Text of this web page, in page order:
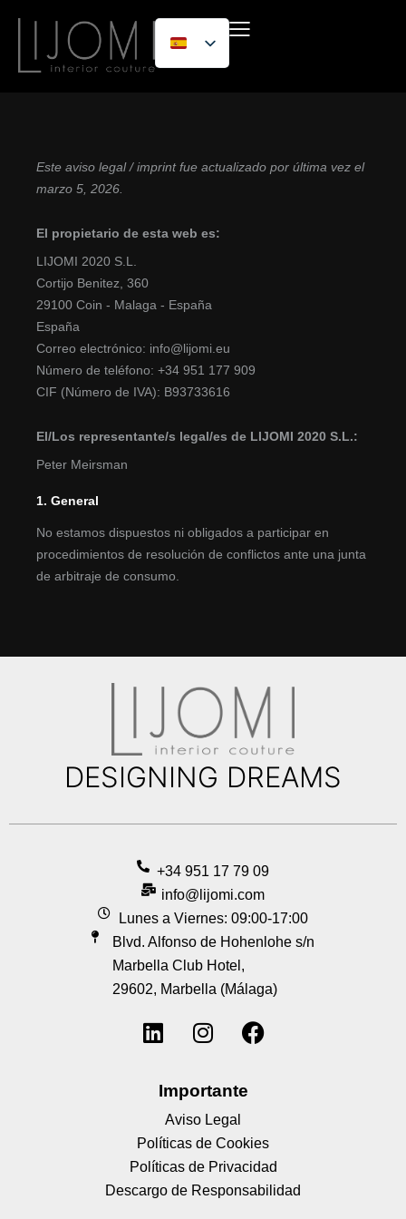
Este aviso legal / imprint fue actualizado por última vez el
marzo 5, 2026.
El propietario de esta web es:
LIJOMI 2020 S.L.
Cortijo Benitez, 360
29100 Coin - Malaga - España
España
Correo electrónico: info@lijomi.eu
Número de teléfono: +34 951 177 909
CIF (Número de IVA): B93733616
El/Los representante/s legal/es de LIJOMI 2020 S.L.:
Peter Meirsman
1. General
No estamos dispuestos ni obligados a participar en
procedimientos de resolución de conflictos ante una junta
de arbitraje de consumo.
DESIGNING DREAMS
+34 951 17 79 09
info@lijomi.com
Lunes a Viernes: 09:00-17:00
Blvd. Alfonso de Hohenlohe s/n
Marbella Club Hotel,
29602, Marbella (Málaga)
Importante
Aviso Legal
Políticas de Cookies
Políticas de Privacidad
Descargo de Responsabilidad